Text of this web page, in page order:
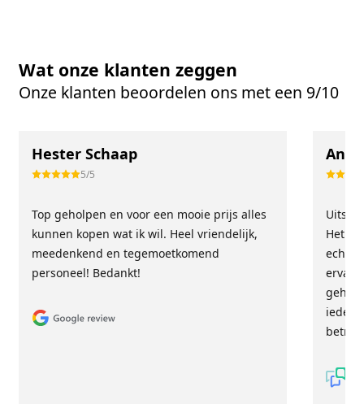
Wat onze klanten zeggen
Onze klanten beoordelen ons met een 9/10
Hester Schaap
5/5
Top geholpen en voor een mooie prijs alles
kunnen kopen wat ik wil. Heel vriendelijk,
meedenkend en tegemoetkomend
personeel! Bedankt!
Het
echt